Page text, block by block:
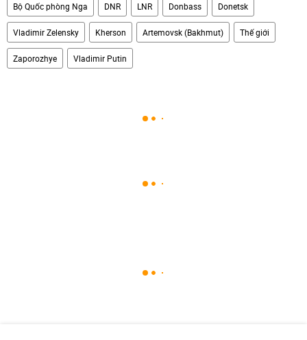
Bộ Quốc phòng Nga DNR LNR Donbass Donetsk
Vladimir Zelensky Kherson Artemovsk (Bakhmut) Thế giới
Zaporozhye Vladimir Putin